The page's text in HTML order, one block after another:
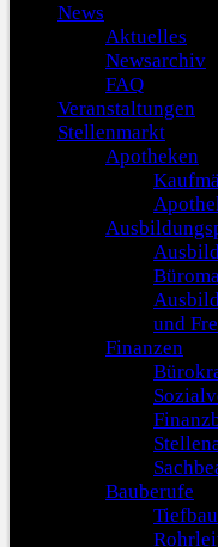
News
Aktuelles
Newsarchiv
FAQ
Veranstaltungen
Stellenmarkt
Apotheken
und
Finanzen
Bauberufe